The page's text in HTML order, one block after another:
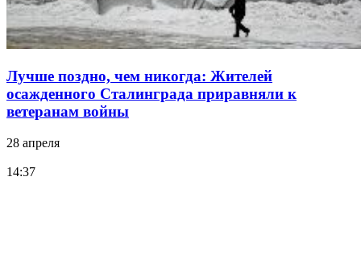
Лучше поздно, чем никогда: Жителей
осажденного Сталинграда приравняли к
ветеранам войны
28 апреля
14:37